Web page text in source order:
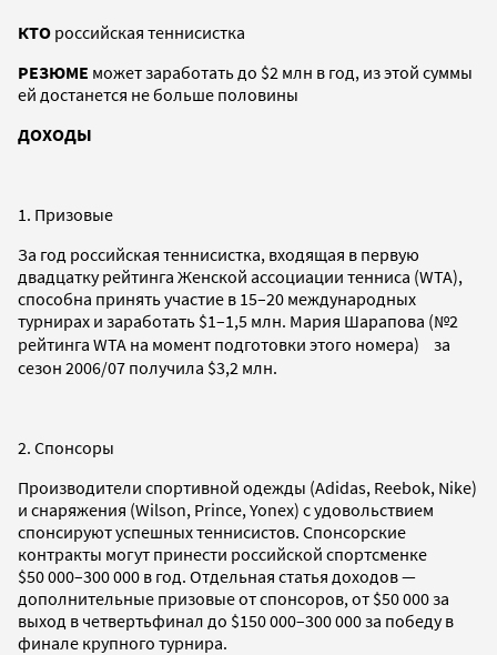
КТО российская теннисистка
РЕЗЮМЕ может заработать до $2 млн в год, из этой суммы
ей достанется не больше половины
ДОХОДЫ
1. Призовые
За год российская теннисистка, входящая в первую
двадцатку рейтинга Женской ассоциации тенниса (WTA),
способна принять участие в 15–20 международных
турнирах и заработать $1–1,5 млн. Мария Шарапова (№2
рейтинга WTA на момент подготовки этого номера) за
сезон 2006/07 получила $3,2 млн.
2. Спонсоры
Производители спортивной одежды (Adidas, Reebok, Nike)
и снаряжения (Wilson, Prince, Yonex) с удовольствием
спонсируют успешных теннисистов. Спонсорские
контракты могут принести российской спортсменке
$50 000–300 000 в год. Отдельная статья доходов —
дополнительные призовые от спонсоров, от $50 000 за
выход в четвертьфинал до $150 000–300 000 за победу в
финале крупного турнира.